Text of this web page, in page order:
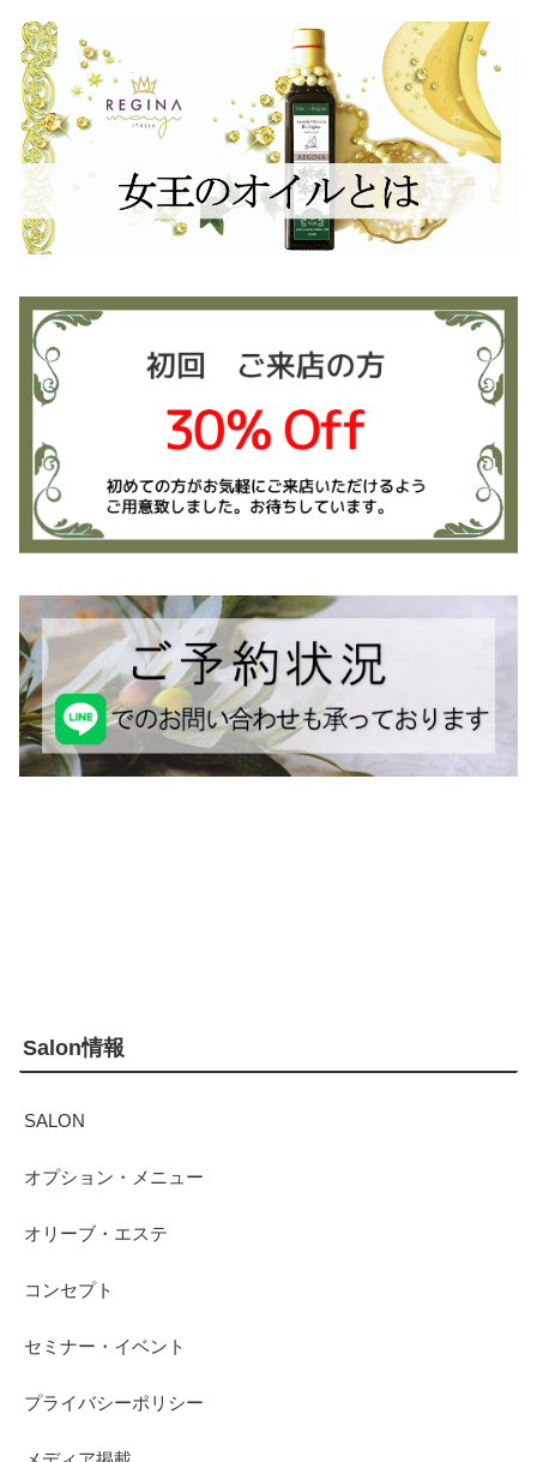
Salon情報
SALON
オプション・メニュー
オリーブ・エステ
コンセプト
セミナー・イベント
プライバシーポリシー